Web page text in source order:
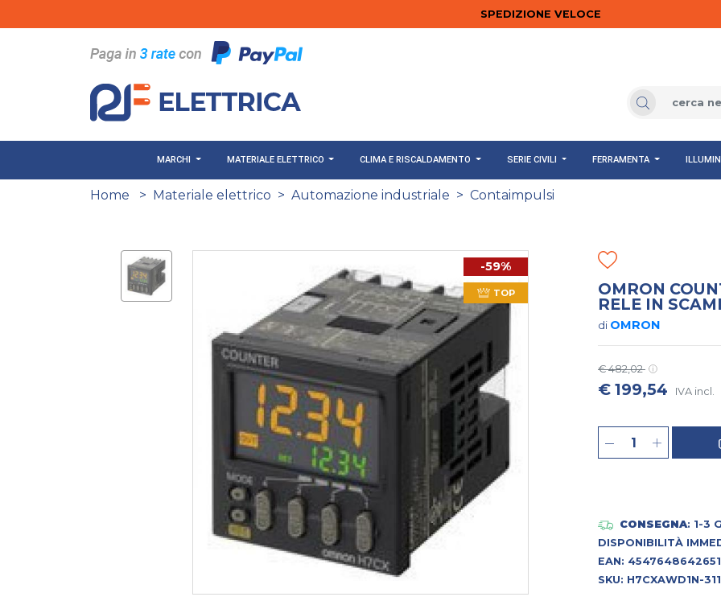
SPEDIZIONE VELOCE
MARCHI MATERIALE ELETTRICO CLIMA E RISCALDAMENTO SERIE CIVILI FERRAMENTA
Home > Materiale elettrico > Automazione industriale > Contaimpulsi
-59%
TOP OMRON
RELE IN
di OMRON
€ 482,02
€ 199,54 IVA incl.
CONSEGNA: 1-3
DISPONIBILITÀ
EAN: 4547648642651
SKU: H7CXAWD1N-